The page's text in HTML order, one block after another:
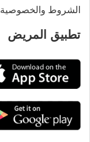
الشروط والخصوصية
تطبيق المريض